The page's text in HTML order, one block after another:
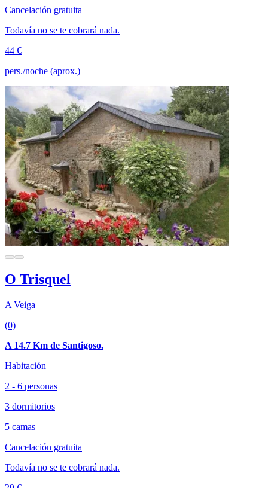
Cancelación gratuita
Todavía no se te cobrará nada.
44 €
pers./noche (aprox.)
O Trisquel
A Veiga
(0)
A 14.7 Km de Santigoso.
Habitación
2 - 6 personas
3 dormitorios
5 camas
Cancelación gratuita
Todavía no se te cobrará nada.